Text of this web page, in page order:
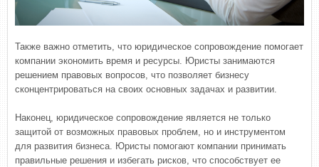
Также важно отметить, что юридическое сопровождение помогает
компании экономить время и ресурсы. Юристы занимаются
решением правовых вопросов, что позволяет бизнесу
сконцентрироваться на своих основных задачах и развитии.
Наконец, юридическое сопровождение является не только
защитой от возможных правовых проблем, но и инструментом
для развития бизнеса. Юристы помогают компании принимать
правильные решения и избегать рисков, что способствует ее